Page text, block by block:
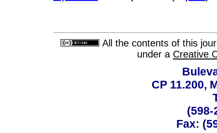
All the contents of this
under a Creative
CP 11.200,
(598-
Fax: